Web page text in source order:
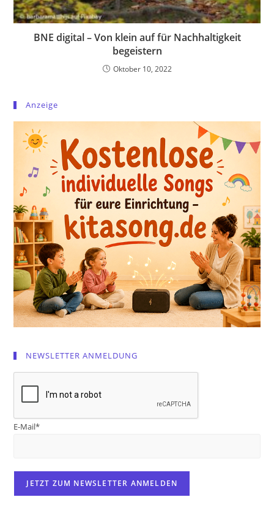
BNE digital – Von klein auf für Nachhaltigkeit
begeistern
Oktober 10, 2022
Anzeige
NEWSLETTER ANMELDUNG
E-Mail*